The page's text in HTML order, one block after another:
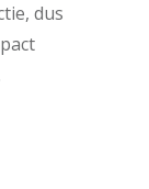
dus